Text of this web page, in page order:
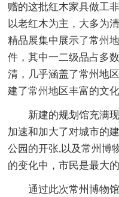
赠的这批红木家具做工
以老红木为主，大多为
精品展集中展示了常州
件，其中一二级品占多
清，几乎涵盖了常州地
建了常州地区丰富的文
新建的规划馆充满现
加速和加大了对城市的
公园的开张,以及常州博
的变化中，市民是最大的
通过此次常州博物馆